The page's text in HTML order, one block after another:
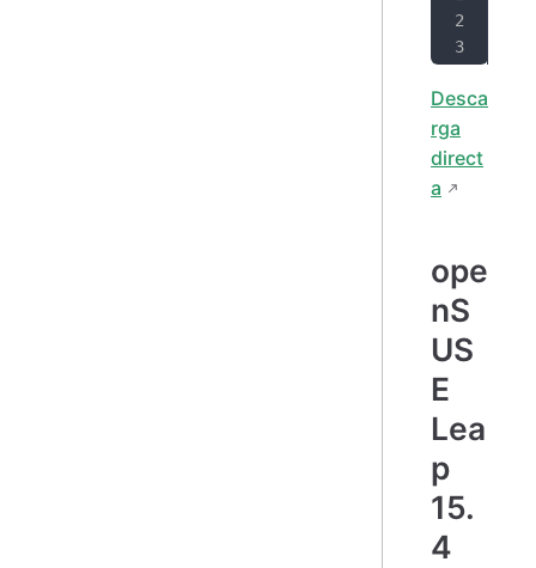
Desca
rga
direct
a
ope
nS
US
E
Lea
p
15.
4